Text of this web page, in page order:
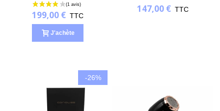
199,00 € TTC
J'achète
147,00 € TTC
-26%